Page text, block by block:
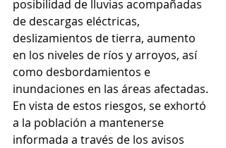
posibilidad de lluvias acompañadas
de descargas eléctricas,
deslizamientos de tierra, aumento
en los niveles de ríos y arroyos, así
como desbordamientos e
inundaciones en las áreas afectadas.
En vista de estos riesgos, se exhortó
a la población a mantenerse
informada a través de los avisos